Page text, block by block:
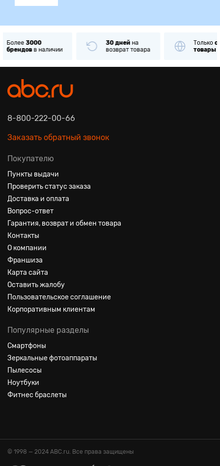
30 дней
возврат товара
Только
оригинальные
товарыизвестных брендов
8-800-222-00-66
Заказать обратный звонок
Покупателю
Пункты выдачи
Проверить статус заказа
Доставка и оплата
Вопрос-ответ
Гарантия, возврат и обмен товара
Контакты
О компании
Франшиза
Карта сайта
Оставить жалобу
Пользовательское соглашение
Корпоративным клиентам
Популярные разделы
Смартфоны
Зеркальные фотоаппараты
Пылесосы
Ноутбуки
Фитнес браслеты
© 1998 — 2024 ABC.ru. Все права защищены